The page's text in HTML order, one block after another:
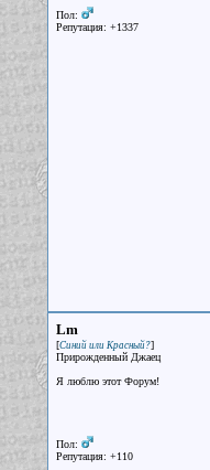
Пол:
Репутация: +1337
Lm
[Синий или Красный?]
Прирожденный Джаец
Я люблю этот Форум!
Пол:
Репутация: +110